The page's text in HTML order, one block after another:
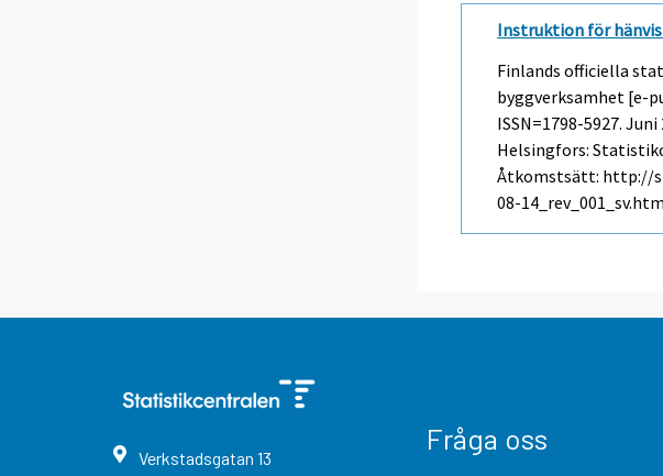
Instruktion för
Finlands officiella
byggverksamhet [e-
ISSN=1798-5927.Juni
Helsingfors:
Åtkomstsätt: http://
08-
Verkstadsgatan 13
Fråga oss